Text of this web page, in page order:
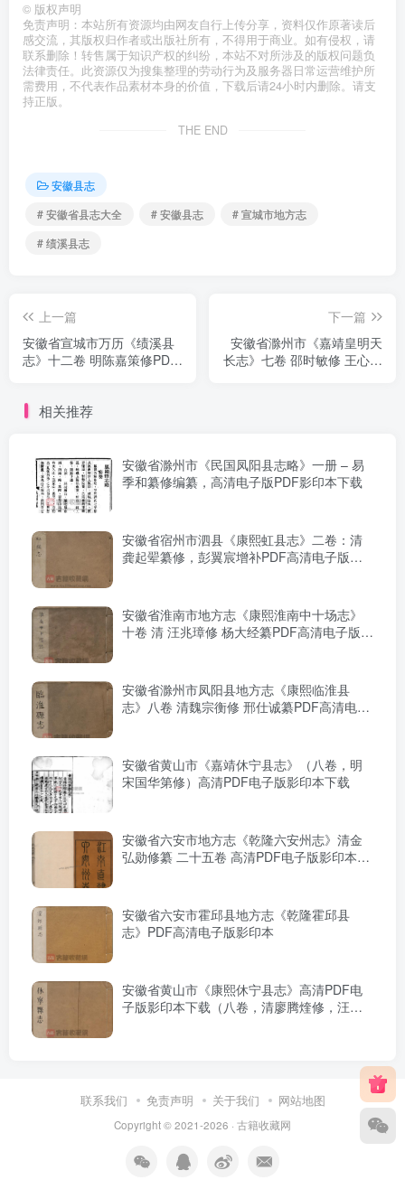
© 版权声明
免责声明：本站所有资源均由网友自行上传分享，资料仅作原著读后
感交流，其版权归作者或出版社所有，不得用于商业。如有侵权，请
联系删除！转售属于知识产权的纠纷，本站不对所涉及的版权问题负
法律责任。此资源仅为搜集整理的劳动行为及服务器日常运营维护所
需费用，不代表作品素材本身的价值，下载后请24小时内删除。请支
持正版。
THE END
安徽县志
# 安徽省县志大全
# 安徽县志
# 宣城市地方志
# 绩溪县志
上一篇
安徽省宣城市万历《绩溪县
志》十二卷 明陈嘉策修PDF
下一篇
安徽省滁州市《嘉靖皇明天
长志》七卷 邵时敏修 王心纂
相关推荐
安徽省滁州市《民国凤阳县志略》一册 – 易
季和纂修编纂，高清电子版PDF影印本下载
安徽省宿州市泗县《康熙虹县志》二卷：清
龚起翚纂修，彭翼宸增补PDF高清电子版影
安徽省淮南市地方志《康熙淮南中十场志》
十卷 清 汪兆璋修 杨大经纂PDF高清电子版下
安徽省滁州市凤阳县地方志《康熙临淮县
志》八卷 清魏宗衡修 邢仕诚纂PDF高清电子
安徽省黄山市《嘉靖休宁县志》（八卷，明
宋国华第修）高清PDF电子版影印本下载
安徽省六安市地方志《乾隆六安州志》清金
弘勋修纂 二十五卷 高清PDF电子版影印本下
安徽省六安市霍邱县地方志《乾隆霍邱县
志》PDF高清电子版影印本
安徽省黄山市《康熙休宁县志》高清PDF电
子版影印本下载（八卷，清廖腾煃修，汪晋
联系我们 免责声明 关于我们 网站地图
Copyright © 2021-2026 · 古籍收藏网